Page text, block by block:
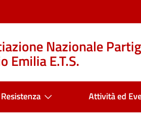
Nazionale
Emilia E.T.S.
Resistenza Attività ed